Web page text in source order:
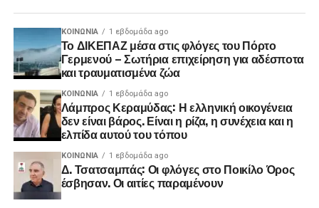
ΚΟΙΝΩΝΊΑ 1 εβδομάδα ago
Το ΔΙΚΕΠΑΖ μέσα στις φλόγες του Πόρτο
Γερμενού – Σωτήρια επιχείρηση για αδέσποτα
και τραυματισμένα ζώα
ΚΟΙΝΩΝΊΑ 1 εβδομάδα ago
Λάμπρος Κεραμύδας: Η ελληνική οικογένεια
δεν είναι βάρος. Είναι η ρίζα, η συνέχεια και η
ελπίδα αυτού του τόπου
ΚΟΙΝΩΝΊΑ 1 εβδομάδα ago
Δ. Τσατσαμπάς: Οι φλόγες στο Ποικίλο Όρος
έσβησαν. Οι αιτίες παραμένουν